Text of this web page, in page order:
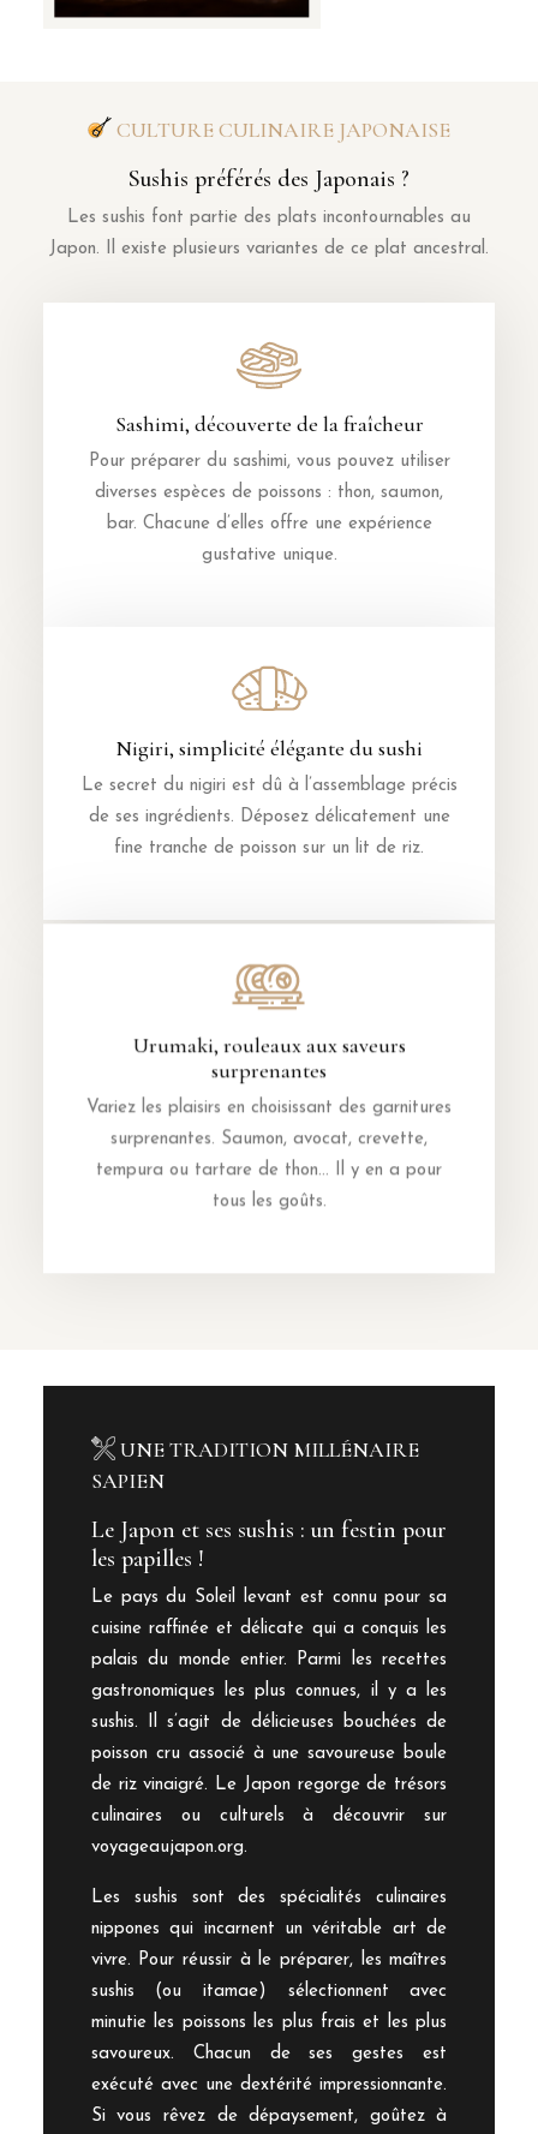
CULTURE CULINAIRE JAPONAISE
Sushis préférés des Japonais ?
Les sushis font partie des plats incontournables au
Japon. Il existe plusieurs variantes de ce plat ancestral.
Sashimi, découverte de la fraîcheur
Pour préparer du sashimi, vous pouvez utiliser
diverses espèces de poissons : thon, saumon,
bar. Chacune d’elles offre une expérience
gustative unique.
Nigiri, simplicité élégante du sushi
Le secret du nigiri est dû à l’assemblage précis
de ses ingrédients. Déposez délicatement une
fine tranche de poisson sur un lit de riz.
Urumaki, rouleaux aux saveurs
surprenantes
Variez les plaisirs en choisissant des garnitures
surprenantes. Saumon, avocat, crevette,
tempura ou tartare de thon… Il y en a pour
tous les goûts.
UNE TRADITION MILLÉNAIRE
SAPIEN
Le Japon et ses sushis : un festin pour
les papilles !
Le pays du Soleil levant est connu pour sa
cuisine raffinée et délicate qui a conquis les
palais du monde entier. Parmi les recettes
gastronomiques les plus connues, il y a les
sushis. Il s’agit de délicieuses bouchées de
poisson cru associé à une savoureuse boule
de riz vinaigré. Le Japon regorge de trésors
culinaires ou culturels à découvrir sur
voyageaujapon.org.
Les sushis sont des spécialités culinaires
nippones qui incarnent un véritable art de
vivre. Pour réussir à le préparer, les maîtres
sushis (ou itamae) sélectionnent avec
minutie les poissons les plus frais et les plus
savoureux. Chacun de ses gestes est
exécuté avec une dextérité impressionnante.
Si vous rêvez de dépaysement, goûtez à